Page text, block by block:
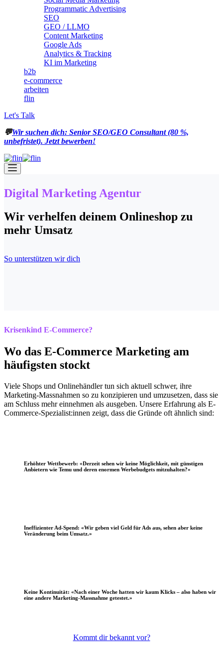
Programmatic Advertising
SEO
GEO / LLMO
Content Marketing
Google Ads
Analytics & Tracking
KI im Marketing
b2b
e-commerce
arbeiten
flin
Let's Talk
💬Wir suchen dich: Senior SEO/GEO Consultant (80 %,
unbefristet). Jetzt bewerben!
Digital Marketing Agentur
Wir verhelfen deinem Onlineshop zu
mehr Umsatz
So unterstützen wir dich
Krisenkind E-Commerce?
Wo das E-Commerce Marketing am
häufigsten stockt
Viele Shops und Onlinehändler tun sich aktuell schwer, ihre
Marketing-Massnahmen so zu konzipieren und umzusetzen, dass sie
am Schluss mehr einnehmen als ausgeben. Unsere Erfahrung als E-
Commerce-Spezialist:innen zeigt, dass die Gründe oft ähnlich sind:
Erhöhter Wettbewerb: «Derzeit sehen wir keine Möglichkeit, mit günstigen
Anbietern wie Temu und deren enormen Werbebudgets mitzuhalten?»
Ineffizienter Ad-Spend: «Wir geben viel Geld für Ads aus, sehen aber keine
Veränderung beim Umsatz.»
Keine Kontinuität: «Nach einer Woche hatten wir kaum Klicks – also haben wir
eine andere Marketing-Massnahme getestet.»
Kommt dir bekannt vor?